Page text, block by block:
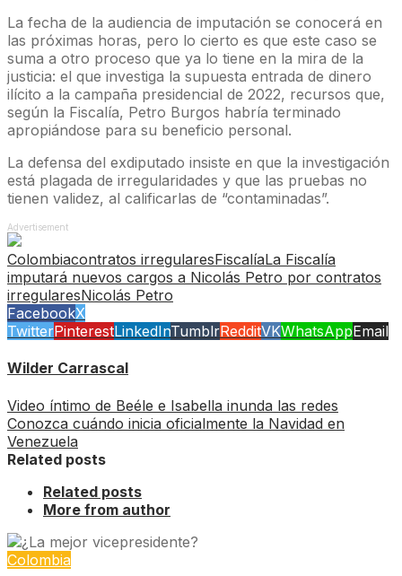
La fecha de la audiencia de imputación se conocerá en
las próximas horas, pero lo cierto es que este caso se
suma a otro proceso que ya lo tiene en la mira de la
justicia: el que investiga la supuesta entrada de dinero
ilícito a la campaña presidencial de 2022, recursos que,
según la Fiscalía, Petro Burgos habría terminado
apropiándose para su beneficio personal.
La defensa del exdiputado insiste en que la investigación
está plagada de irregularidades y que las pruebas no
tienen validez, al calificarlas de “contaminadas”.
Advertisement
Colombiacontratos irregularesFiscalíaLa Fiscalía
imputará nuevos cargos a Nicolás Petro por contratos
irregularesNicolás Petro
FacebookX
TwitterPinterestLinkedInTumblrRedditVKWhatsAppEmail
Wilder Carrascal
Video íntimo de Beéle e Isabella inunda las redes
Conozca cuándo inicia oficialmente la Navidad en
Venezuela
Related posts
Related posts
More from author
Colombia